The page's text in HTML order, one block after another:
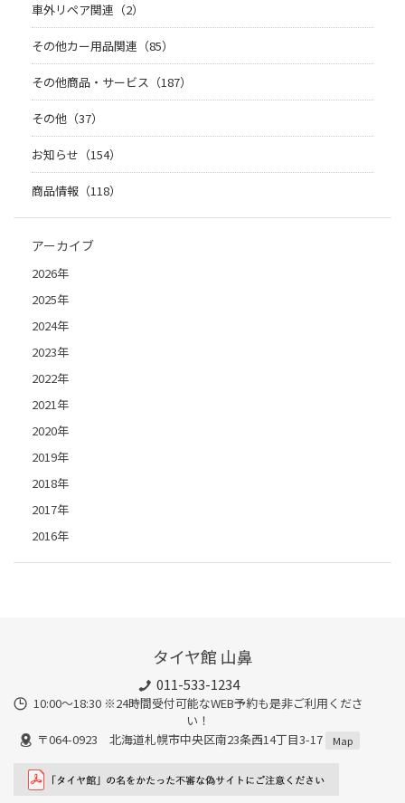
車外リペア関連（2）
その他カー用品関連（85）
その他商品・サービス（187）
その他（37）
お知らせ（154）
商品情報（118）
アーカイブ
2026年
2025年
2024年
2023年
2022年
2021年
2020年
2019年
2018年
2017年
2016年
タイヤ館 山鼻
011-533-1234
10:00～18:30 ※24時間受付可能なWEB予約も是非ご利用くださ
い！
〒064-0923 北海道札幌市中央区南23条西14丁目3-17
Map